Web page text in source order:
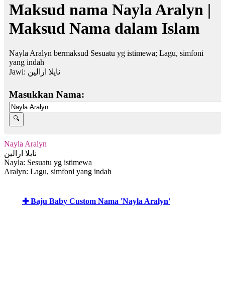
Maksud nama Nayla Aralyn |
Maksud Nama dalam Islam
Nayla Aralyn bermaksud Sesuatu yg istimewa; Lagu, simfoni
yang indah
Jawi: نايلا ارالين
Masukkan Nama:
Nayla Aralyn
نايلا ارالين
Nayla: Sesuatu yg istimewa
Aralyn: Lagu, simfoni yang indah
✚ Baju Baby Custom Nama 'Nayla Aralyn'